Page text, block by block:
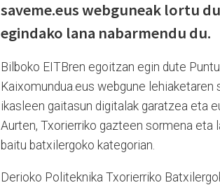
saveme.eus webguneak lortu
egindako lana nabarmendu du.
Bilboko EITBren egoitzan egin dute
Kaixomundua.eus webgune lehiaketaren
ikasleen gaitasun digitalak garatzea eta
Aurten, Txorierriko gazteen sormena eta
baitu batxilergoko kategorian.
Derioko Politeknika Txorierriko